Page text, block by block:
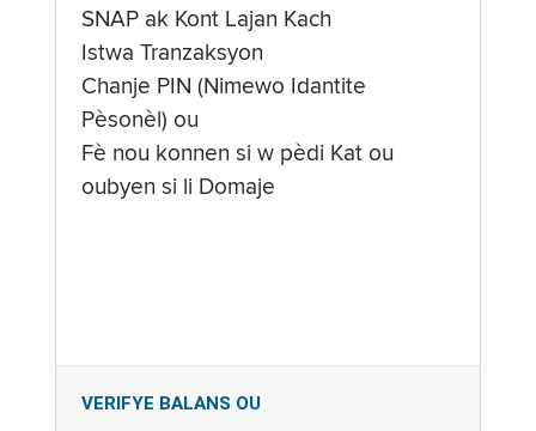
SNAP ak Kont Lajan Kach
Istwa Tranzaksyon
Chanje PIN (Nimewo Idantite
Pèsonèl) ou
Fè nou konnen si w pèdi Kat ou
oubyen si li Domaje
VERIFYE BALANS OU